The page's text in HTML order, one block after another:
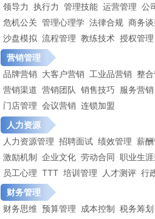
领导力 执行力 管理技能 运营管理 公
危机公关 管理心理学 法律合规 商务谈
沙盘模拟 流程管理 教练技术 授权管理
营销管理
品牌营销 大客户营销 工业品营销 整
营销渠道 营销团队 销售技巧 服务营销
门店管理 会议营销 连锁加盟
人力资源
人力资源管理 招聘面试 绩效管理 薪
激励机制 企业文化 劳动合同 职业生
员工心理 TTT 培训管理 人才测评 行
财务管理
财务思维 预算管理 成本控制 税务筹划